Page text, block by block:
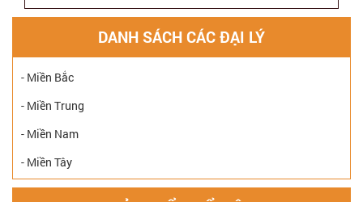
DANH SÁCH CÁC ĐẠI LÝ
- Miền Bắc
- Miền Trung
- Miền Nam
- Miền Tây